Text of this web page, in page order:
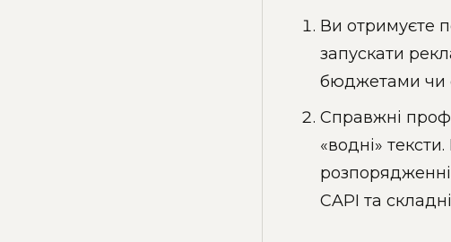
Ви отримуєте
запускати
бюджетами чи
Справжні
«водні»
CAPI та складні